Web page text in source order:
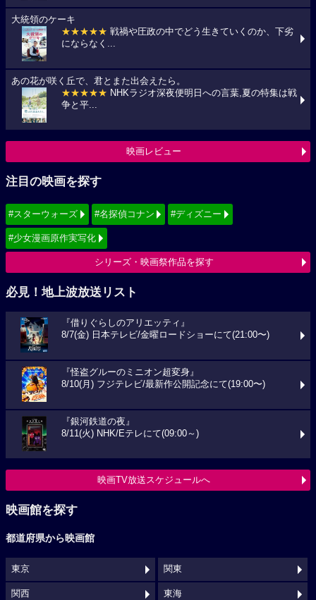
大統領のケーキ
★★★★★ 戦禍や圧政の中でどう生きていくのか、下劣
にならなく...
あの花が咲く丘で、君とまた出会えたら。
★★★★★ NHKラジオ深夜便明日への言葉,夏の特集は戦
争と平...
映画レビュー
注目の映画を探す
#スターウォーズ #名探偵コナン #ディズニー
#少女漫画原作実写化
シリーズ・映画祭作品を探す
必見！地上波放送リスト
『借りぐらしのアリエッティ』
8/7(金) 日本テレビ/金曜ロードショーにて(21:00〜)
『怪盗グルーのミニオン超変身』
8/10(月) フジテレビ/最新作公開記念にて(19:00〜)
『銀河鉄道の夜』
8/11(火) NHK/Eテレにて(09:00～)
映画TV放送スケジュールへ
映画館を探す
都道府県から映画館
東京 関東
関西 東海